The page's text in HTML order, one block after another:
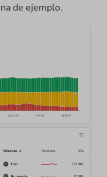
de ejemplo.